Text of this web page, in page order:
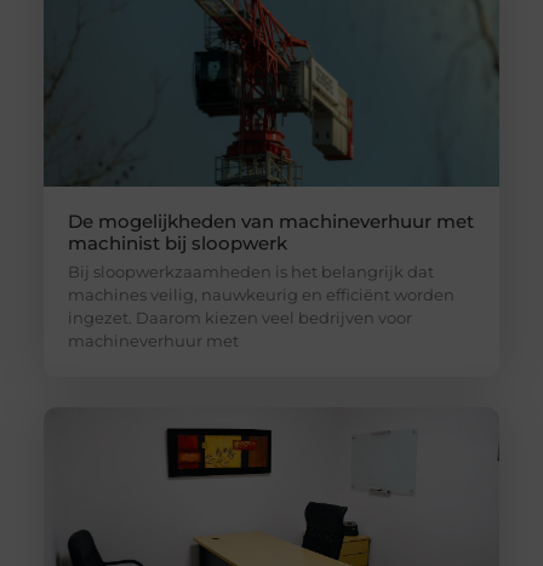
De mogelijkheden van machineverhuur met
machinist bij sloopwerk
Bij sloopwerkzaamheden is het belangrijk dat
machines veilig, nauwkeurig en efficiënt worden
ingezet. Daarom kiezen veel bedrijven voor
machineverhuur met